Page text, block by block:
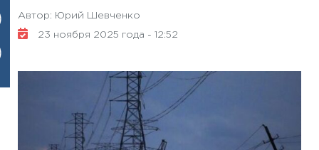
Автор: Юрий Шевченко
23 ноября 2025 года - 12:52